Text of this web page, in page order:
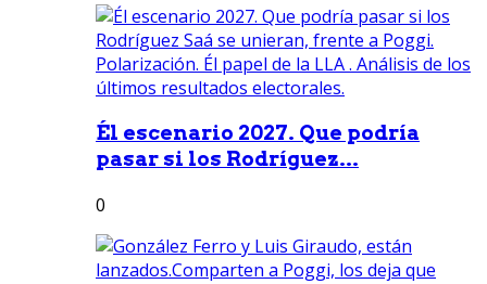
Él escenario 2027. Que podría
pasar si los Rodríguez...
0